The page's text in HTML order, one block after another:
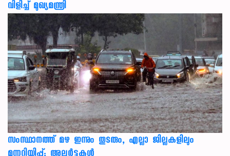
വിളിച്ച് മുഖ്യമന്ത്രി
സംസ്ഥാനത്ത് മഴ ഇന്നും തുടരും, എല്ലാ ജില്ലകളിലും